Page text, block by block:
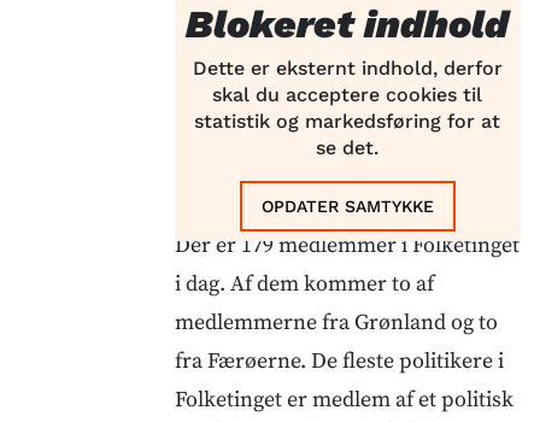
Blokeret indhold
Dette er eksternt indhold, derfor
skal du acceptere cookies til
statistik og markedsføring for at
se det.
OPDATER SAMTYKKE
Der er 179 medlemmer i Folketinget
i dag. Af dem kommer to af
medlemmerne fra Grønland og to
fra Færøerne. De fleste politikere i
Folketinget er medlem af et politisk